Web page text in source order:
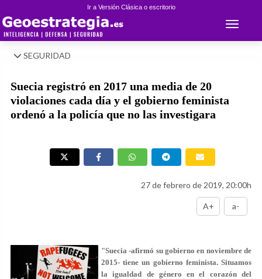
Ir a Versión Clásica o escritorio
Toggle
SEGURIDAD
Suecia registró en 2017 una media de 20
violaciones cada día y el gobierno feminista
ordenó a la policía que no las investigara
27 de febrero de 2019, 20:00h
A+ a-
"Suecia -afirmó su gobierno en noviembre de
2015- tiene un gobierno feminista. Situamos
la igualdad de género en el corazón del